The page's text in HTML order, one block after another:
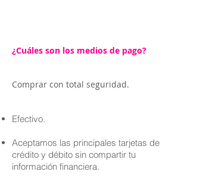
¿Cuáles son los medios de pago?
Comprar con total seguridad.
Efectivo.
Aceptamos las principales tarjetas de
crédito y débito sin compartir tu
información financiera.